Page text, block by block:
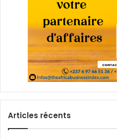
Articles récents